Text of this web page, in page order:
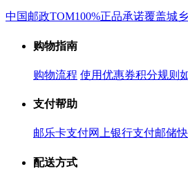
中国邮政TOM100%正品承诺覆盖城
购物指南
购物流程 使用优惠券积分规则
支付帮助
邮乐卡支付网上银行支付邮储
配送方式